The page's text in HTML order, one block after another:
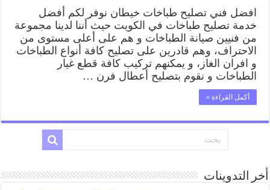
افضل فني تصليح طباخات خيطان نوفر لكم أفضل
خدمة تصليح طباخات في الكويت حيث أننا لدينا مجموعة
من فنيين صيانة الطباخات و هم على أعلى مستوى من
الاحتراف، وهم قادرين على تصليح كافة أنواع الطباخات
و افران الغاز، و يمكنهم تركيب كافة قطع غيار
الطباخات و نقوم بتصليح أعطال فرن …
أكمل القراءة »
أخر التدوينات